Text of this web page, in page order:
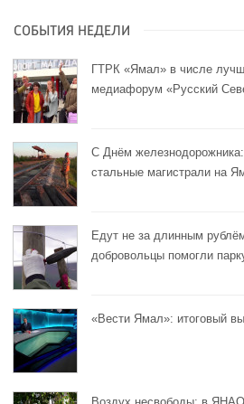
СОБЫТИЯ НЕДЕЛИ
ГТРК «Ямал» в числе
медиафорум «Русский
С Днём
стальные магистрали на
Едут не за длинным
добровольцы помогли
«Вести Ямал»: итоговый